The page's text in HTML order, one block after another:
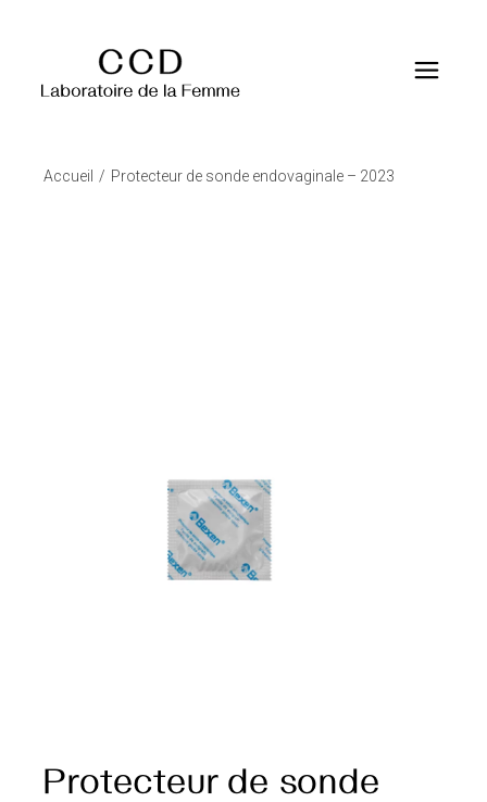
Accueil Protecteur de sonde endovaginale – 2023
Protecteur de sonde